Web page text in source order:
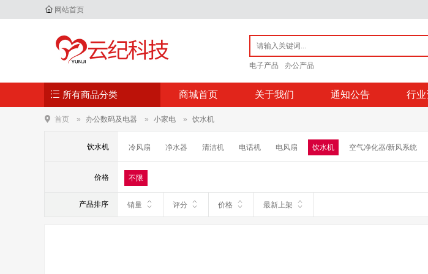
网站首页
电子产品 办公产品
所有商品分类 商城首页 关于我们 通知公告 行
首页 办公数码及电器 小家电 饮水机
饮水机 冷风扇 净水器 清洁机 电话机 电风扇 饮水机 空气净化器/新风系统
挂烫机/熨斗
价格 不限
产品排序 销量 评分 价格 最新上架